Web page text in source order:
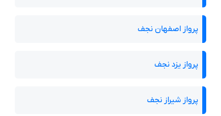
پرواز اصفهان نجف
پرواز یزد نجف
پرواز شیراز نجف